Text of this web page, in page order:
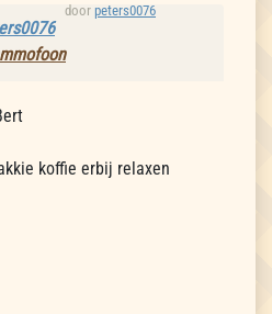
door peters0076
koffie erbij relaxen